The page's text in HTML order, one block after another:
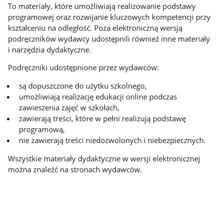
To materiały, które umożliwiają realizowanie podstawy
programowej oraz rozwijanie kluczowych kompetencji przy
kształceniu na odległość. Poza elektroniczną wersją
podręczników wydawcy udostępnili również inne materiały
i narzędzia dydaktyczne.
Podręczniki udostępnione przez wydawców:
są dopuszczone do użytku szkolnego,
umożliwiają realizację edukacji online podczas
zawieszenia zajęć w szkołach,
zawierają treści, które w pełni realizują podstawę
programową,
nie zawierają treści niedozwolonych i niebezpiecznych.
Wszystkie materiały dydaktyczne w wersji elektronicznej
można znaleźć na stronach wydawców.